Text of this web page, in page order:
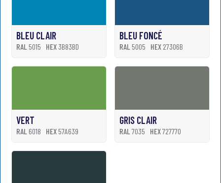
BLEU CLAIR
RAL 5015 HEX 3B83BD
BLEU FONCÉ
RAL 5005 HEX27306B
VERT
RAL 6018 HEX 57A639
GRIS CLAIR
RAL 7035 HEX727770